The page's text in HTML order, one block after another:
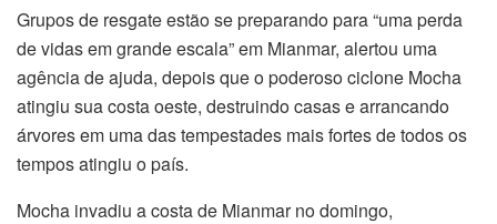
Grupos de resgate estão se preparando para “uma perda
de vidas em grande escala” em Mianmar, alertou uma
agência de ajuda, depois que o poderoso ciclone Mocha
atingiu sua costa oeste, destruindo casas e arrancando
árvores em uma das tempestades mais fortes de todos os
tempos atingiu o país.
Mocha invadiu a costa de Mianmar no domingo,